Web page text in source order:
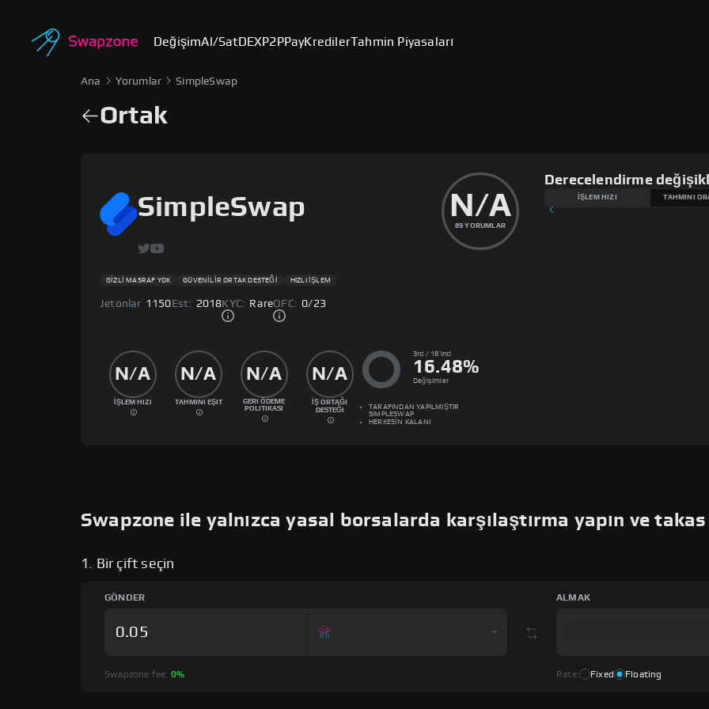
DeğişimAl/SatDEXP2PPayKredilerTahmin Piyasaları
Ana Yorumlar SimpleSwap
Ortak
SimpleSwap
GİZLİ MASRAF YOK GÜVENİLİR ORTAK DESTEĞİ HIZLI İŞLEM
N/A
89 YORUMLAR
Jetonlar 1150 Est: 2018 KYC: RareOFC: 0/23
N/A
İŞLEM HIZI
N/A
TAHMINI EŞIT
N/A
GERI ÖDEME
POLITIKASI
N/A
İŞ ORTAĞI
DESTEĞI
3rd / 18'inci
16.48%
Değişimler
TARAFINDAN YAPILMIŞTIR
SIMPLESWAP
HERKESİN KALANI
Derecelendirme
İŞLEM HIZI TAHMINI
Swapzone ile yalnızca yasal borsalarda karşılaştırma yapın ve
1. Bir çift seçin
GÖNDER ALMAK
Swapzone fee: 0% Rate: Fixed Floating